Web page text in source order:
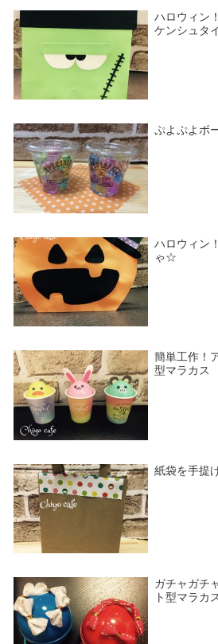
ハロウィン
ケンシュタ
ぷよぷよボ
ハロウィン
ゃ☆
簡単工作！
型マラカス
紙袋を手提
ガチャガチ
ト型マラカ